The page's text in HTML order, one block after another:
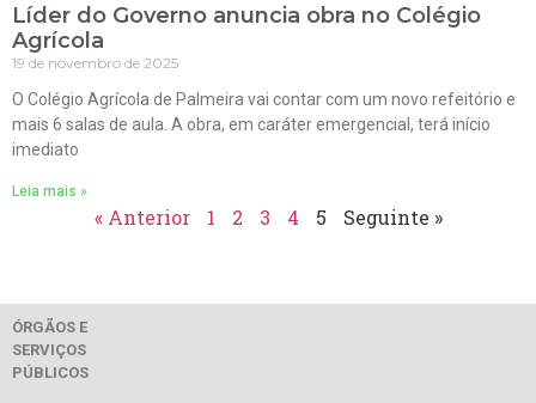
Líder do Governo anuncia obra no Colégio
Agrícola
19 de novembro de 2025
O Colégio Agrícola de Palmeira vai contar com um novo refeitório e
mais 6 salas de aula. A obra, em caráter emergencial, terá início
imediato
Leia mais »
« Anterior 1 2 3 4 5 Seguinte »
ÓRGÃOS E
SERVIÇOS
PÚBLICOS